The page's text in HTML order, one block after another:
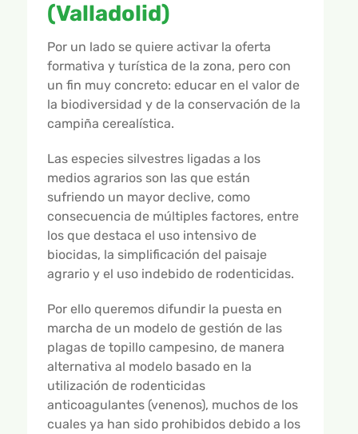
GALERÍA DE VÍDEOS
(Valladolid)
Por un lado se quiere activar la oferta
formativa y turística de la zona, pero con
un fin muy concreto: educar en el valor de
la biodiversidad y de la conservación de la
campiña cerealística.
Las especies silvestres ligadas a los
medios agrarios son las que están
sufriendo un mayor declive, como
consecuencia de múltiples factores, entre
los que destaca el uso intensivo de
biocidas, la simplificación del paisaje
agrario y el uso indebido de rodenticidas.
Por ello queremos difundir la puesta en
marcha de un modelo de gestión de las
plagas de topillo campesino, de manera
alternativa al modelo basado en la
utilización de rodenticidas
anticoagulantes (venenos), muchos de los
cuales ya han sido prohibidos debido a los